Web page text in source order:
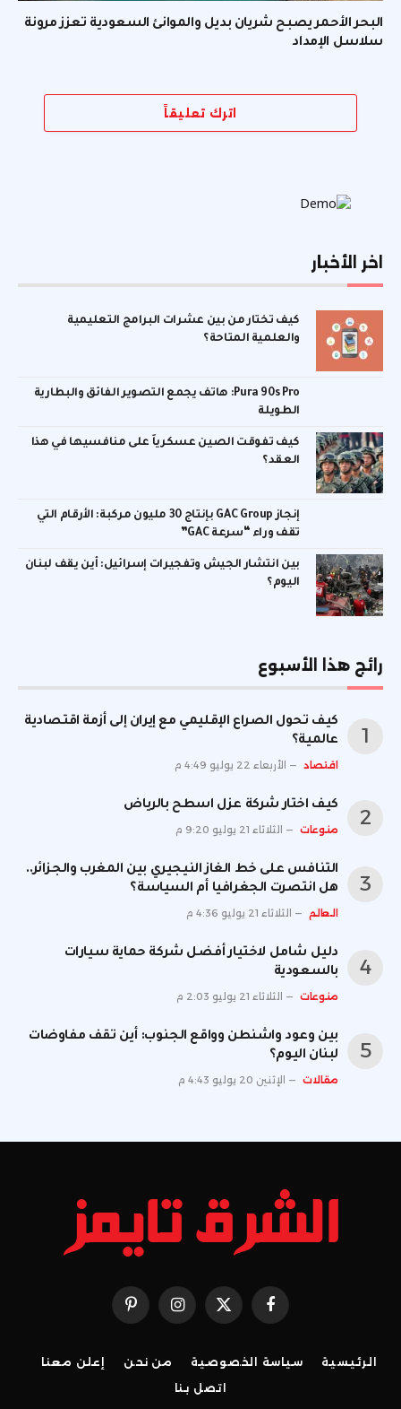
البحر الأحمر يصبح شريان بديل والموانئ السعودية تعزز مرونة
سلاسل الإمداد
اترك تعليقاً
اخر الأخبار
كيف تختار من بين عشرات البرامج التعليمية
والعلمية المتاحة؟
Pura 90s Pro: هاتف يجمع التصوير الفائق والبطارية
الطويلة
كيف تفوقت الصين عسكرياً على منافسيها في هذا
العقد؟
إنجاز GAC Group بإنتاج 30 مليون مركبة: الأرقام التي
تقف وراء “سرعة GAC”
بين انتشار الجيش وتفجيرات إسرائيل: أين يقف لبنان
اليوم؟
رائج هذا الأسبوع
كيف تحول الصراع الإقليمي مع إيران إلى أزمة اقتصادية
عالمية؟
اقتصاد الأربعاء 22 يوليو 4:49 م
كيف اختار شركة عزل اسطح بالرياض
منوعات الثلاثاء 21 يوليو 9:20 م
التنافس على خط الغاز النيجيري بين المغرب والجزائر..
هل انتصرت الجغرافيا أم السياسة؟
العالم الثلاثاء 21 يوليو 4:36 م
دليل شامل لاختيار أفضل شركة حماية سيارات
بالسعودية
منوعات الثلاثاء 21 يوليو 2:03 م
بين وعود واشنطن وواقع الجنوب: أين تقف مفاوضات
لبنان اليوم؟
مقالات الإثنين 20 يوليو 4:43 م
فيسبوك X
(Twitter)
الانستغرامبينتيريست
الرئيسية سياسة الخصوصية من نحن
إعلن معنا
اتصل بنا